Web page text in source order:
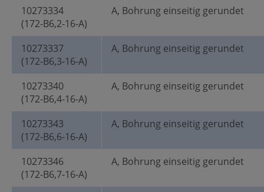
10273334
(172-B6,2-16-A)
A, Bohrung einseitig gerundet
10273337
(172-B6,3-16-A)
A, Bohrung einseitig gerundet
10273340
(172-B6,4-16-A)
A, Bohrung einseitig gerundet
10273343
(172-B6,6-16-A)
A, Bohrung einseitig gerundet
10273346
(172-B6,7-16-A)
A, Bohrung einseitig gerundet